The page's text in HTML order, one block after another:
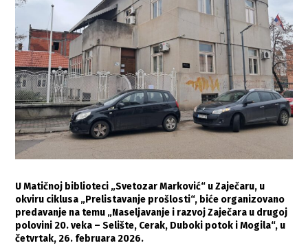
U Matičnoj biblioteci „Svetozar Marković“ u Zaječaru, u
okviru ciklusa „Prelistavanje prošlosti“, biće organizovano
predavanje na temu „Naseljavanje i razvoj Zaječara u drugoj
polovini 20. veka – Selište, Cerak, Duboki potok i Mogila“, u
četvrtak, 26. februara 2026.